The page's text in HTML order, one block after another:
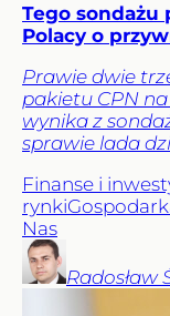
Tego sondażu
Polacy o
Prawie dwie
pakietu CPN
wynika z
sprawie lada
Finanse i
rynki
Nas
Radosław